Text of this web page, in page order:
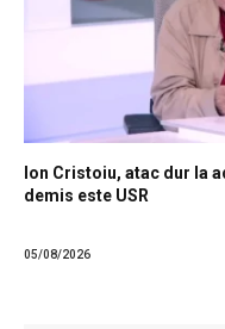
Ion Cristoiu, atac dur la
demis este USR
05/08/2026